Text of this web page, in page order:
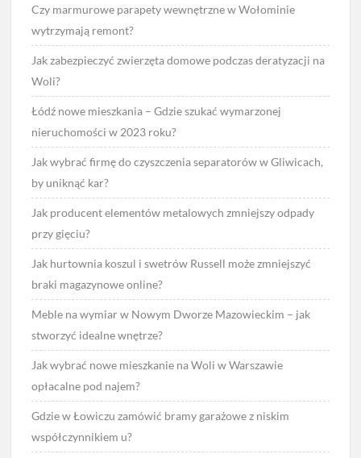
Czy marmurowe parapety wewnętrzne w Wołominie
wytrzymają remont?
Jak zabezpieczyć zwierzęta domowe podczas deratyzacji na
Woli?
Łódź nowe mieszkania – Gdzie szukać wymarzonej
nieruchomości w 2023 roku?
Jak wybrać firmę do czyszczenia separatorów w Gliwicach,
by uniknąć kar?
Jak producent elementów metalowych zmniejszy odpady
przy gięciu?
Jak hurtownia koszul i swetrów Russell może zmniejszyć
braki magazynowe online?
Meble na wymiar w Nowym Dworze Mazowieckim – jak
stworzyć idealne wnętrze?
Jak wybrać nowe mieszkanie na Woli w Warszawie
opłacalne pod najem?
Gdzie w Łowiczu zamówić bramy garażowe z niskim
współczynnikiem u?